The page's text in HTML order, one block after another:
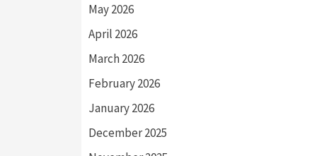
May 2026
April 2026
March 2026
February 2026
January 2026
December 2025